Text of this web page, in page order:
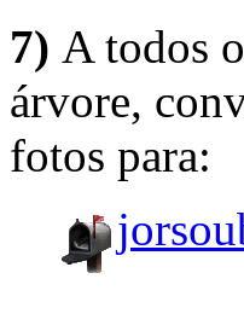
7) A todos
árvore,
fotos para: